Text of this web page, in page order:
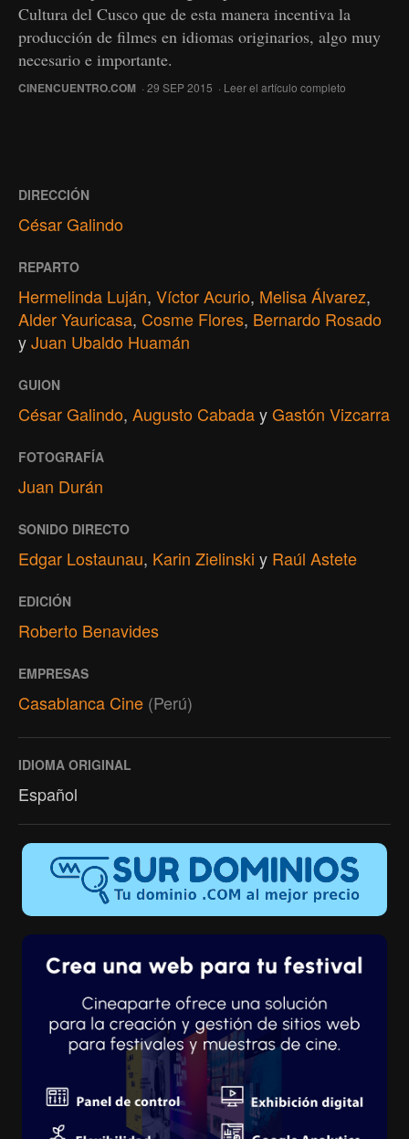
Cultura del Cusco que de esta manera incentiva la
producción de filmes en idiomas originarios, algo muy
necesario e importante.
CINENCUENTRO.COM · 29 SEP 2015 · Leer el artículo completo
DIRECCIÓN
César Galindo
REPARTO
Hermelinda Luján, Víctor Acurio, Melisa Álvarez,
Alder Yauricasa, Cosme Flores, Bernardo Rosado
yJuan Ubaldo Huamán
GUION
César Galindo, Augusto CabadayGastón Vizcarra
FOTOGRAFÍA
Juan Durán
SONIDO DIRECTO
Edgar Lostaunau, Karin Zielinski y Raúl Astete
EDICIÓN
Roberto Benavides
EMPRESAS
Casablanca Cine (Perú)
IDIOMA ORIGINAL
Español